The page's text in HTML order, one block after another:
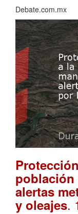
Debate.com.mx
población
alertas
y oleajes.